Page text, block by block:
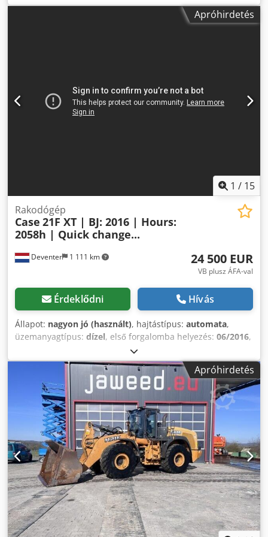
részlegéhez. Dsdpfx Aezrrw Aobpjck
Apróhirdetés
1 / 15
Deventer 1 111 km
Rakodógép
Case 21F XT | BJ: 2016 | Hours:
2058h | Quick change...
24 500 EUR
VB plusz ÁFA-val
Érdeklődni Hívás
Állapot: nagyon jó (használt), hajtástípus: automata,
üzemanyagtípus: dízel, első forgalomba helyezés: 06/2016,
, üzemórák:2 058 h
= További lehetőségek és tartozékok = - Zárt kabin -
Rádió/CD-lejátszó = Megjegyzések = CASE 21F XT
kerékbetöltő gép, 2016-os gyártási évből, mindössze 2058
üzemórával. Ez a kompakt és nagy teljesítményű
kerékbetöltő Németországból származik, és jó állapotban,
rendszeresen karbantartva van. A gép azonnal használatra
kész, és ideális földmunkákhoz, mezőgazdasági
munkákhoz, hulladékkezeléshez, burkolási munkákhoz és
udvari alkalmazásokhoz. A gép hidraulikus
gyorscsatlakozóval és egy további hidraulikus funkcióval
van felszerelve az elülső részén. Ennek köszönhetően
különböző tartozékok könnyen használhatók. A kényelmes
kabin kiváló körkilátást és kellemes munkakörnyezetet
biztosít. Műszaki adatok: • Gyártó: CASE • Típus: 21F XT •
Apróhirdetés